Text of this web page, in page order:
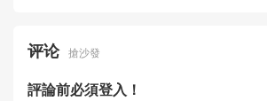
评论 搶沙發
評論前必須登入！